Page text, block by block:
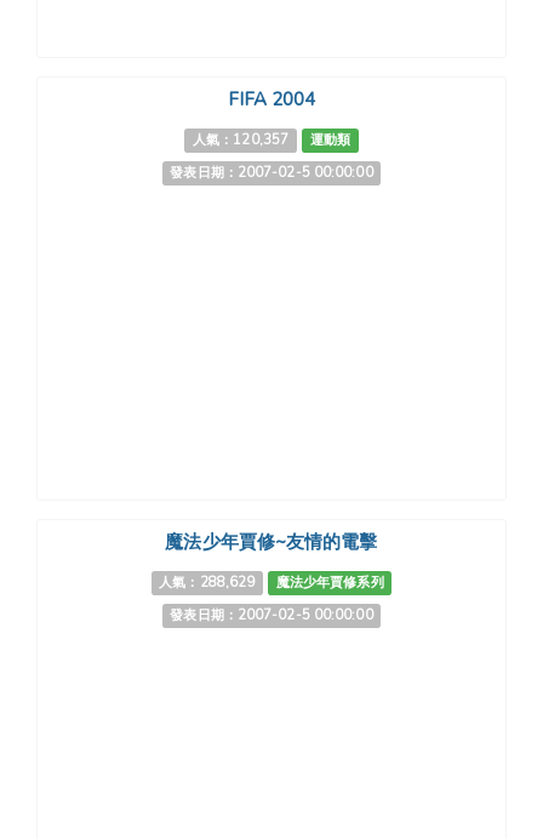
FIFA 2004
人氣：120,357
運動類
發表日期：2007-02-5 00:00:00
魔法少年賈修~友情的電擊
人氣：288,629
魔法少年賈修系列
發表日期：2007-02-5 00:00:00